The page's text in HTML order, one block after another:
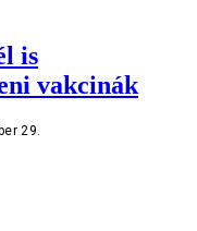
is
vakcinák
29.